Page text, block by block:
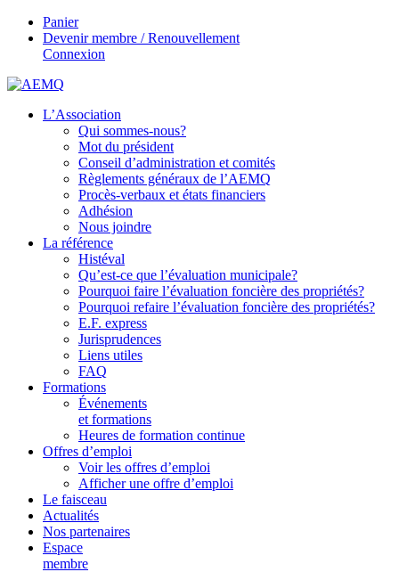
Panier
Devenir membre / Renouvellement
Connexion
L’Association
Qui sommes-nous?
Mot du président
Conseil d’administration et comités
Règlements généraux de l’AEMQ
Procès-verbaux et états financiers
Adhésion
Nous joindre
La référence
Histéval
Qu’est-ce que l’évaluation municipale?
Pourquoi faire l’évaluation foncière des propriétés?
Pourquoi refaire l’évaluation foncière des propriétés?
E.F. express
Jurisprudences
Liens utiles
FAQ
Formations
Événements
et formations
Heures de formation continue
Offres d’emploi
Voir les offres d’emploi
Afficher une offre d’emploi
Le faisceau
Actualités
Nos partenaires
Espace
membre